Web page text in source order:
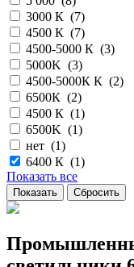
3000 К (7)
4500 К (7)
4500-5000 К (3)
5000K (3)
4500-5000К К (2)
6500К (2)
4500 К (1)
6500K (1)
нет (1)
6400 К (1)
Показать все